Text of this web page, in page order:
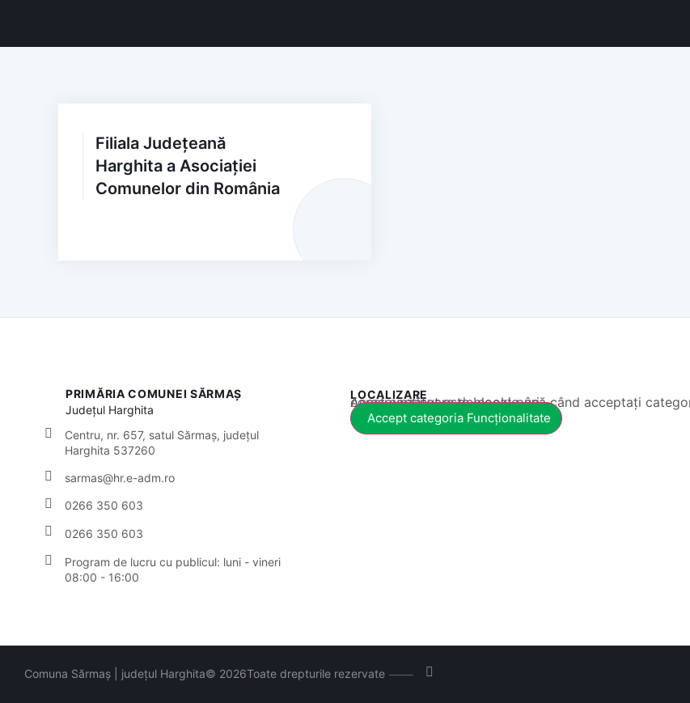
Filiala Județeană
Harghita a Asociației
Comunelor din România
PRIMĂRIA COMUNEI SĂRMAȘ
Județul Harghita
Centru, nr. 657, satul Sărmaș, județul
Harghita 537260
sarmas@hr.e-adm.ro
0266 350 603
0266 350 603
Program de lucru cu publicul: luni - vineri
08:00 - 16:00
LOCALIZARE
Acest conținut este blocat până când acceptați categoria corespunzătoare de cookie-uri.
Accept categoria Funcționalitate
Comuna Sărmaș | județul Harghita© 2026Toate drepturile rezervate